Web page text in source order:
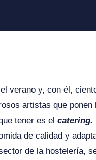
verano y, con él,
artistas que
tener es elcatering.
de calidad y
de la hostelería,